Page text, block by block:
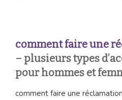
comment faire une
– plusieurs types
pour hommes et
comment faire une